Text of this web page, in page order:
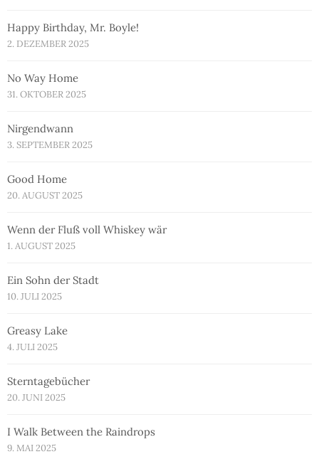
Happy Birthday, Mr. Boyle!
2. DEZEMBER 2025
No Way Home
31. OKTOBER 2025
Nirgendwann
3. SEPTEMBER 2025
Good Home
20. AUGUST 2025
Wenn der Fluß voll Whiskey wär
1. AUGUST 2025
Ein Sohn der Stadt
10. JULI 2025
Greasy Lake
4. JULI 2025
Sterntagebücher
20. JUNI 2025
I Walk Between the Raindrops
9. MAI 2025